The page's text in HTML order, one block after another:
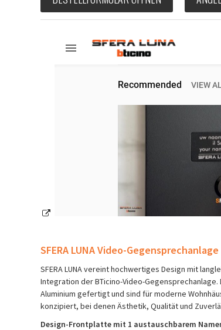
SFERA LUNA Video-
SFERA LUNA vereint hochwertiges Design mit
Integration der BTicino-Video-
Aluminium gefertigt und sind für moderne
konzipiert, bei denen Ästhetik, Qualität und
Design-Frontplatte mit 1 austauschbarem